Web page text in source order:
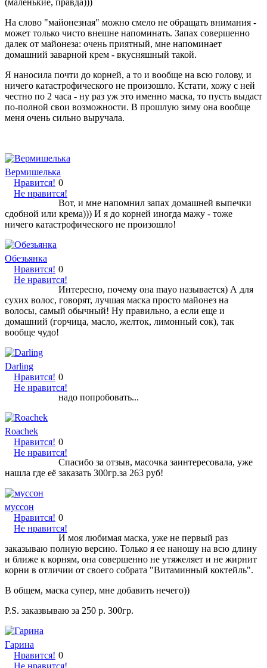
На слово "майонезная" можно смело не обращать внимания -
может только чисто внешне напоминать. Запах совершенно
далек от майонеза: очень приятный, мне напоминает
домашний заварной крем - вкусняшный такой.
Я наносила почти до корней, а то и вообще на всю голову, и
ничего катастрофического не произошло. Кстати, хожу с ней
честно по 2 часа - ну раз уж это именно маска, то пусть выдаст
по-полной свои возможности. В прошлую зиму она вообще
меня очень сильно выручала.
Вермишелька
Нравится!
Не нравится!
0
Вот, и мне напомнил запах домашней выпечки
сдобной или крема))) И я до корней иногда мажу - тоже
ничего катастрофического не произошло!
Обезьянка
Нравится!
Не нравится!
0
Интересно, почему она mayo называется) А для
сухих волос, говорят, лучшая маска просто майонез на
волосы, самый обычный! Ну правильно, а если еще и
домашний (горчица, масло, желток, лимонный сок), так
вообще чудо!
Darling
Нравится!
Не нравится!
0
надо попробовать...
Roachek
Нравится!
Не нравится!
0
Спасибо за отзыв, масочка заинтересовала, уже
нашла где её заказать 300гр.за 263 руб!
муссон
Нравится!
Не нравится!
0
И моя любимая маска, уже не первый раз
заказываю полную версию. Только я ее наношу на всю длину
и ближе к корням, она совершенно не утяжеляет и не жирнит
корни в отличии от своего собрата "Витаминный коктейль".
В общем, маска супер, мне добавить нечего))
P.S. заказвываю за 250 р. 300гр.
Гарина
Нравится!
Не нравится!
0